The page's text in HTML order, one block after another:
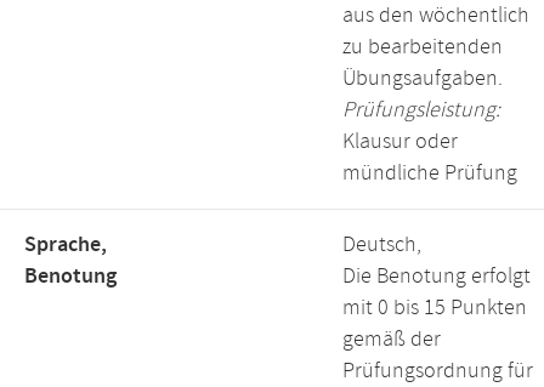
aus den wöchentlich
zu bearbeitenden
Übungsaufgaben.
Prüfungsleistung:
Klausur oder
mündliche Prüfung
Sprache,
Benotung
Deutsch,
Die Benotung erfolgt
mit 0 bis 15 Punkten
gemäß der
Prüfungsordnung für